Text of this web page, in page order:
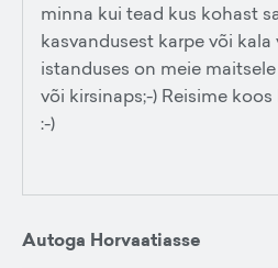
minna kui tead kus kohast
kasvandusest karpe või kala
istanduses on meie
või kirsinaps;-) Reisime
:-)
Autoga Horvaatiasse